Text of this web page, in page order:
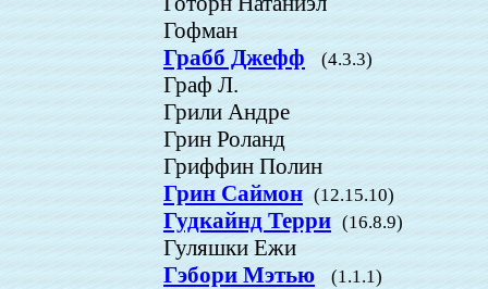
Гофман
Грабб Джефф
(4.3.3)
Граф Л.
Грили Андре
Грин Роланд
Гриффин Полин
Грин Саймон (12.15.10)
Гудкайнд Терри (16.8.9)
Гуляшки Ежи
Гэбори Мэтью
(1.1.1)